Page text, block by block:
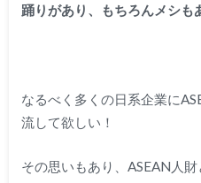
踊りがあり、もちろんメシも
なるべく多くの日系企業に
流して欲しい！
その思いもあり、ASEAN人